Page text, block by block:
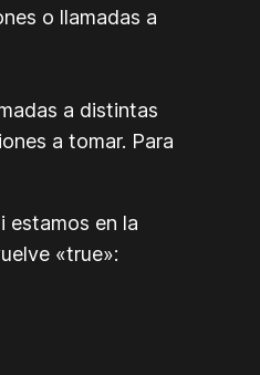
o llamadas a
a distintas
a tomar. Para
estamos en la
«true»: